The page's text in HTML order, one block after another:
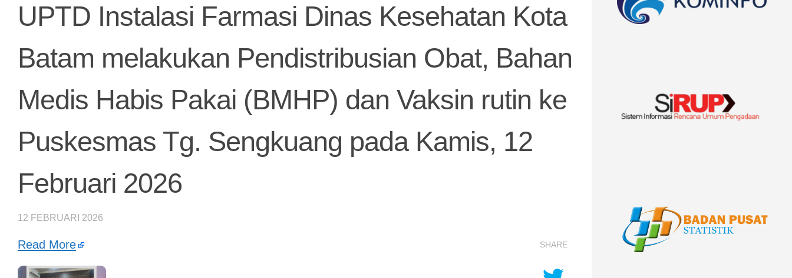
UPTD Instalasi Farmasi Dinas Kesehatan Kota
Batam melakukan Pendistribusian Obat, Bahan
Medis Habis Pakai (BMHP) dan Vaksin rutin ke
Puskesmas Tg. Sengkuang pada Kamis, 12
Februari 2026
12 FEBRUARI 2026
Read More SHARE